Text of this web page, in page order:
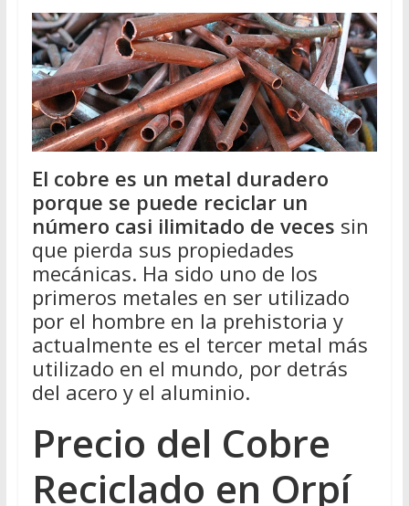
El cobre es un metal duradero
porque se puede reciclar un
número casi ilimitado de veces sin
que pierda sus propiedades
mecánicas. Ha sido uno de los
primeros metales en ser utilizado
por el hombre en la prehistoria y
actualmente es el tercer metal más
utilizado en el mundo, por detrás
del acero y el aluminio.
Precio del Cobre
Reciclado en Orpí